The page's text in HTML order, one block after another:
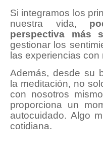
Si integramos los
nuestra vida,
perspectiva más
gestionar los
las experiencias con
Además, desde su
la meditación, no
con nosotros
proporciona un
autocuidado. Algo
cotidiana.